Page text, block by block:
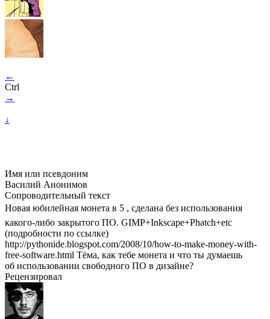
←
Ctrl
→
↓
Имя или псевдоним
Василий Анонимов
Сопроводительный текст
Новая юбилейная монета в 5 , сделана без использования
какого-либо закрытого ПО. GIMP+Inkscape+Phatch+etc
(подробности по ссылке)
http://pythonide.blogspot.com/2008/10/how-to-make-money-with-
free-software.html Тёма, как тебе монета и что ты думаешь
об использовании свободного ПО в дизайне?
Рецензировал